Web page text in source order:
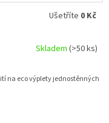
Ušetříte 0 Kč
Skladem(>50 ks)
na eco výplety jednostěnných